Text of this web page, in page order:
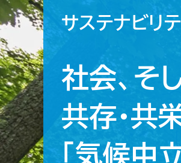
サステナビリ
社会、そ
共存・共